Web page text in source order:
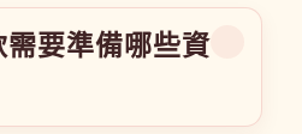
要準備哪些資